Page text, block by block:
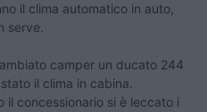
il clima automatico in auto,
serve.
camper un ducato 244
il clima in cabina.
il concessionario si è leccato i